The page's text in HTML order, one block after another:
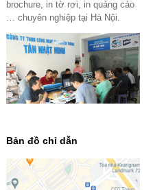
brochure, in tờ rơi, in quảng cáo
… chuyên nghiệp tại Hà Nội.
Bản đồ chỉ dẫn